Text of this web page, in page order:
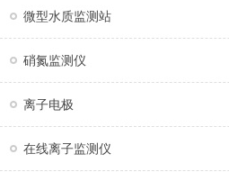
微型水质监测站
硝氮监测仪
离子电极
在线离子监测仪